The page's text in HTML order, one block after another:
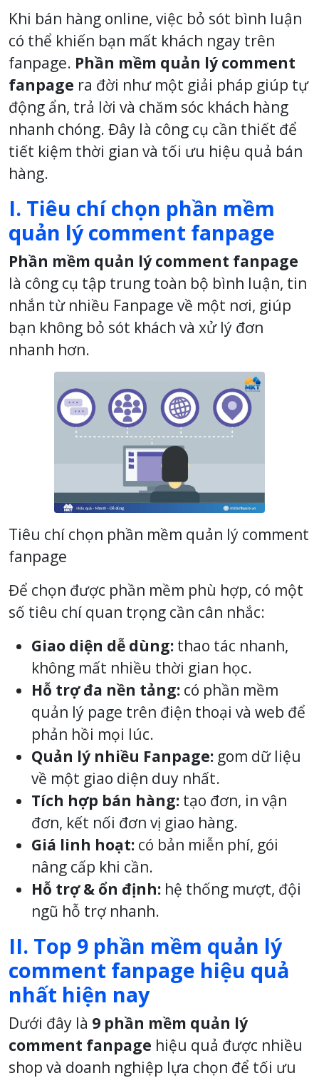
Khi bán hàng online, việc bỏ sót bình luận
có thể khiến bạn mất khách ngay trên
fanpage. Phần mềm quản lý comment
fanpage ra đời như một giải pháp giúp tự
động ẩn, trả lời và chăm sóc khách hàng
nhanh chóng. Đây là công cụ cần thiết để
tiết kiệm thời gian và tối ưu hiệu quả bán
hàng.
I. Tiêu chí chọn phần mềm
quản lý comment fanpage
Phần mềm quản lý comment fanpage
là công cụ tập trung toàn bộ bình luận, tin
nhắn từ nhiều Fanpage về một nơi, giúp
bạn không bỏ sót khách và xử lý đơn
nhanh hơn.
Tiêu chí chọn phần mềm quản lý comment
fanpage
Để chọn được phần mềm phù hợp, có một
số tiêu chí quan trọng cần cân nhắc:
Giao diện dễ dùng: thao tác nhanh,
không mất nhiều thời gian học.
Hỗ trợ đa nền tảng: có phần mềm
quản lý page trên điện thoại và web để
phản hồi mọi lúc.
Quản lý nhiều Fanpage: gom dữ liệu
về một giao diện duy nhất.
Tích hợp bán hàng: tạo đơn, in vận
đơn, kết nối đơn vị giao hàng.
Giá linh hoạt: có bản miễn phí, gói
nâng cấp khi cần.
Hỗ trợ & ổn định: hệ thống mượt, đội
ngũ hỗ trợ nhanh.
II. Top 9 phần mềm quản lý
comment fanpage hiệu quả
nhất hiện nay
Dưới đây là 9 phần mềm quản lý
comment fanpage hiệu quả được nhiều
shop và doanh nghiệp lựa chọn để tối ưu